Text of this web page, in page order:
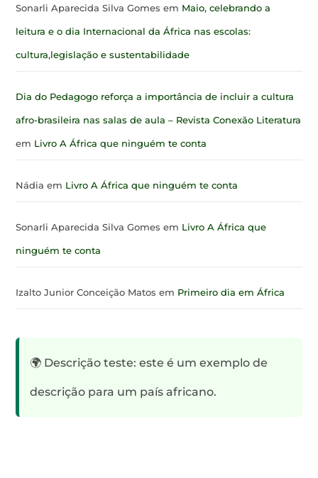
Sonarli Aparecida Silva Gomes em Maio, celebrando a
leitura e o dia Internacional da África nas escolas:
cultura,legislação e sustentabilidade
Dia do Pedagogo reforça a importância de incluir a cultura
afro-brasileira nas salas de aula – Revista Conexão Literatura
em Livro A África que ninguém te conta
Nádia em Livro A África que ninguém te conta
Sonarli Aparecida Silva Gomes em Livro A África que
ninguém te conta
Izalto Junior Conceição Matos em Primeiro dia em África
🌍 Descrição teste: este é um exemplo de
descrição para um país africano.